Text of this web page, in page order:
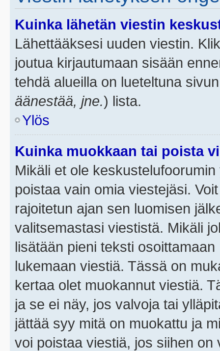
Kuinka lähetän viestin
Lähettääksesi uuden viestin.
joutua kirjautumaan sisään
tehdä alueilla on lueteltuna
äänestää, jne.) lista.
Ylös
Kuinka muokkaan tai poista
Mikäli et ole
poistaa vain omia viestejäsi.
rajoitetun ajan sen luomisen
valitsemastasi viestistä. Mikäli
lisätään pieni teksti
lukemaan viestiä. Tässä on
kertaa olet muokannut viestiä.
ja se ei näy, jos valvoja tai
jättää syy mitä on muokattu ja
voi poistaa viestiä, jos siihen on